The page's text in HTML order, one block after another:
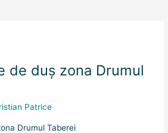
de duș zona Drumul
Patrice
Drumul Taberei